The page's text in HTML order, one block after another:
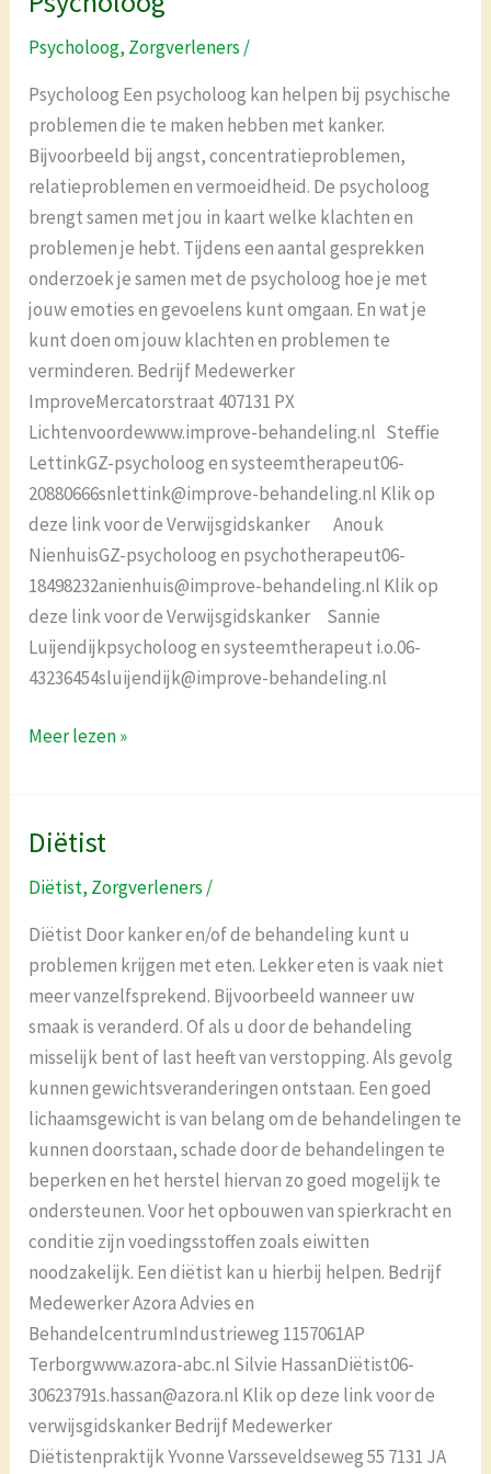
Psycholoog, Zorgverleners /
Psycholoog Een psycholoog kan helpen bij psychische
problemen die te maken hebben met kanker.
Bijvoorbeeld bij angst, concentratieproblemen,
relatieproblemen en vermoeidheid. De psycholoog
brengt samen met jou in kaart welke klachten en
problemen je hebt. Tijdens een aantal gesprekken
onderzoek je samen met de psycholoog hoe je met
jouw emoties en gevoelens kunt omgaan. En wat je
kunt doen om jouw klachten en problemen te
verminderen. Bedrijf Medewerker
ImproveMercatorstraat 407131 PX
Lichtenvoordewww.improve-behandeling.nl Steffie
LettinkGZ-psycholoog en systeemtherapeut06-
20880666snlettink@improve-behandeling.nl Klik op
deze link voor de Verwijsgidskanker Anouk
NienhuisGZ-psycholoog en psychotherapeut06-
18498232anienhuis@improve-behandeling.nl Klik op
deze link voor de Verwijsgidskanker Sannie
Luijendijkpsycholoog en systeemtherapeut i.o.06-
43236454sluijendijk@improve-behandeling.nl
Meer lezen »
Diëtist
Diëtist, Zorgverleners /
Diëtist Door kanker en/of de behandeling kunt u
problemen krijgen met eten. Lekker eten is vaak niet
meer vanzelfsprekend. Bijvoorbeeld wanneer uw
smaak is veranderd. Of als u door de behandeling
misselijk bent of last heeft van verstopping. Als gevolg
kunnen gewichtsveranderingen ontstaan. Een goed
lichaamsgewicht is van belang om de behandelingen te
kunnen doorstaan, schade door de behandelingen te
beperken en het herstel hiervan zo goed mogelijk te
ondersteunen. Voor het opbouwen van spierkracht en
conditie zijn voedingsstoffen zoals eiwitten
noodzakelijk. Een diëtist kan u hierbij helpen. Bedrijf
Medewerker Azora Advies en
BehandelcentrumIndustrieweg 1157061AP
Terborgwww.azora-abc.nl Silvie HassanDiëtist06-
30623791s.hassan@azora.nl Klik op deze link voor de
verwijsgidskanker Bedrijf Medewerker
Diëtistenpraktijk Yvonne Varsseveldseweg 55 7131 JA
Diëtist